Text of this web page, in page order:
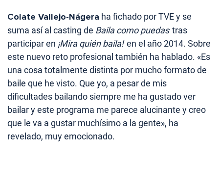
Colate Vallejo-Nágera ha fichado por TVE y se
suma así al casting de Baila como puedas tras
participar en ¡Mira quién baila!en el año 2014. Sobre
este nuevo reto profesional también ha hablado. «Es
una cosa totalmente distinta por mucho formato de
baile que he visto. Que yo, a pesar de mis
dificultades bailando siempre me ha gustado ver
bailar y este programa me parece alucinante y creo
que le va a gustar muchísimo a la gente», ha
revelado, muy emocionado.